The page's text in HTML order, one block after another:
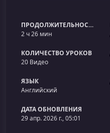
ПРОДОЛЖИТЕЛЬНОСТЬ
2 ч 26 мин
КОЛИЧЕСТВО УРОКОВ
20 Видео
ЯЗЫК
Английский
ДАТА ОБНОВЛЕНИЯ
29 апр. 2026 г., 05:01